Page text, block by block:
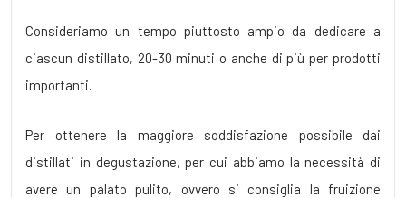
Consideriamo un tempo piuttosto ampio da dedicare a
ciascun distillato, 20-30 minuti o anche di più per prodotti
importanti.
Per ottenere la maggiore soddisfazione possibile dai
distillati in degustazione, per cui abbiamo la necessità di
avere un palato pulito, ovvero si consiglia la fruizione